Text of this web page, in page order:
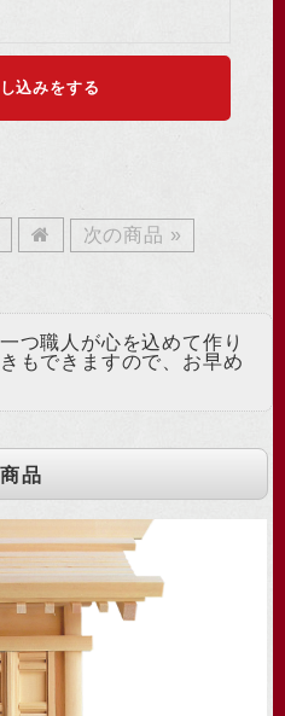
込みをする
次の商品 »
つ職人が心を込めて作り
もできますので、お早め
品